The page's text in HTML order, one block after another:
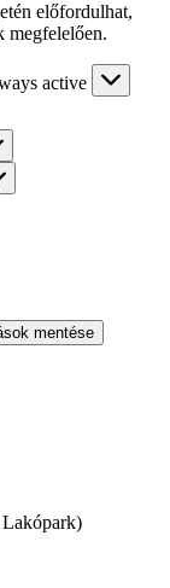
előfordulhat,
megfelelően.
active
mentése
Lakópark)